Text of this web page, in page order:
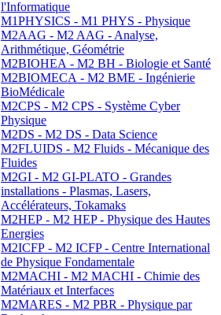
l'Informatique
M1PHYSICS - M1 PHYS - Physique
M2AAG - M2 AAG - Analyse,
Arithmétique, Géométrie
M2BIOHEA - M2 BH - Biologie et Santé
M2BIOMECA - M2 BME - Ingénierie
BioMédicale
M2CPS - M2 CPS - Système Cyber
Physique
M2DS - M2 DS - Data Science
M2FLUIDS - M2 Fluids - Mécanique des
Fluides
M2GI - M2 GI-PLATO - Grandes
installations - Plasmas, Lasers,
Accélérateurs, Tokamaks
M2HEP - M2 HEP - Physique des Hautes
Energies
M2ICFP - M2 ICFP - Centre International
de Physique Fondamentale
M2MACHI - M2 MACHI - Chimie des
Matériaux et Interfaces
M2MARES - M2 PBR - Physique par